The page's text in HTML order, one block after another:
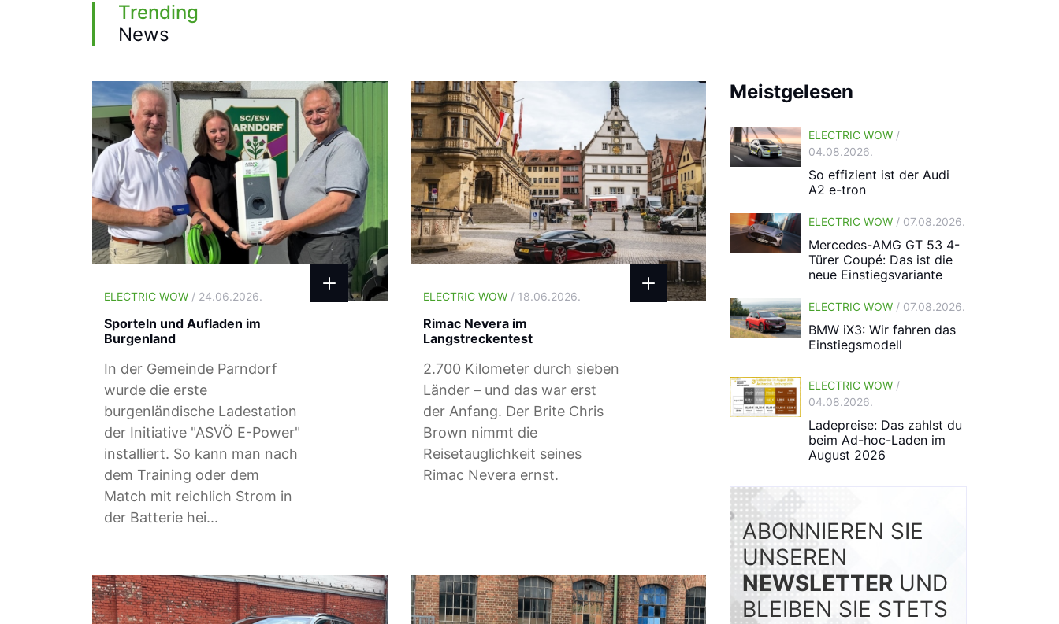
Trending
News
ELECTRIC WOW / 24.06.2026.
Sporteln und Aufladen im
Burgenland
In der Gemeinde Parndorf
wurde die erste
burgenländische Ladestation
der Initiative "ASVÖ E-Power"
installiert. So kann man nach
dem Training oder dem
Match mit reichlich Strom in
der Batterie hei...
ELECTRIC WOW/ 18.06.2026.
Rimac Nevera im
Langstreckentest
2.700 Kilometer durch sieben
Länder – und das war erst
der Anfang. Der Brite Chris
Brown nimmt die
Reisetauglichkeit seines
Rimac Nevera ernst.
Meistgelesen
ELECTRIC WOW /
04.08.2026.
So effizient ist der Audi
A2 e-tron
ELECTRIC WOW / 07.08.2026.
Mercedes-AMG GT 53 4-
Türer Coupé: Das ist die
neue Einstiegsvariante
ELECTRIC WOW / 07.08.2026.
BMW iX3: Wir fahren das
Einstiegsmodell
ELECTRIC WOW /
04.08.2026.
Ladepreise: Das zahlst du
beim Ad-hoc-Laden im
August 2026
ABONNIEREN SIE
UNSEREN
NEWSLETTER UND
BLEIBEN SIE STETS